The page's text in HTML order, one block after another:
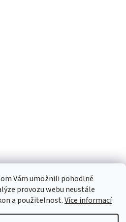
Vám umožnili pohodlné
provozu webu neustále
a použitelnost.Více informací